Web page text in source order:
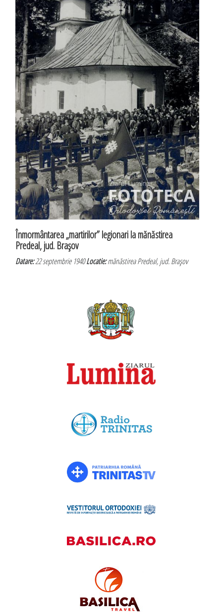
Înmormântarea „martirilor” legionari la mănăstirea
Predeal, jud. Braşov
Datare:22 septembrie 1940Locatie:mănăstirea Predeal, jud. Braşov